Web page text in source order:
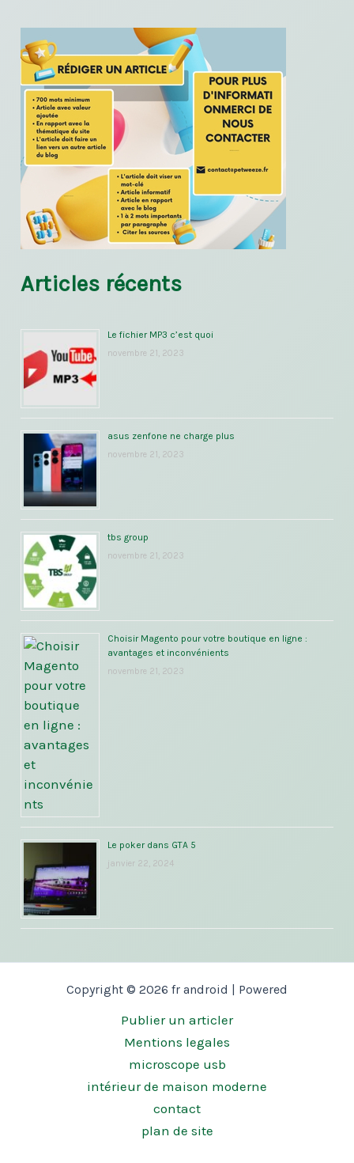
Articles récents
Le fichier MP3 c’est quoi
novembre 21, 2023
asus zenfone ne charge plus
novembre 21, 2023
tbs group
novembre 21, 2023
Choisir Magento pour votre boutique en ligne :
avantages et inconvénients
novembre 21, 2023
Le poker dans GTA 5
janvier 22, 2024
Copyright © 2026 fr android | Powered
Publier un articler
Mentions legales
microscope usb
intérieur de maison moderne
contact
plan de site